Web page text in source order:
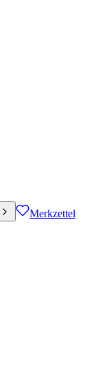
Merkzettel